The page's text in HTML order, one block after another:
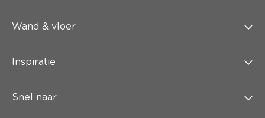
Wand & vloer
Inspiratie
Snel naar